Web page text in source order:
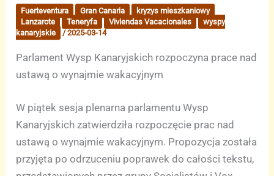
Fuerteventura Gran Canaria
kryzys mieszkaniowy
Lanzarote
Teneryfa Viviendas Vacacionales
wyspy
kanaryjskie
/2025-03-14
Parlament Wysp Kanaryjskich rozpoczyna prace nad
ustawą o wynajmie wakacyjnym
W piątek sesja plenarna parlamentu Wysp
Kanaryjskich zatwierdziła rozpoczęcie prac nad
ustawą o wynajmie wakacyjnym. Propozycja została
przyjęta po odrzuceniu poprawek do całości tekstu,